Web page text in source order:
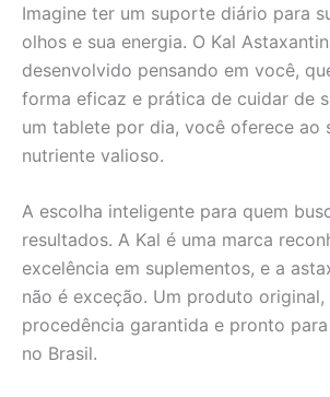
Imagine ter um suporte diário para
olhos e sua energia. O Kal
desenvolvido pensando em você,
forma eficaz e prática de cuidar de
um tablete por dia, você oferece ao
nutriente valioso.
A escolha inteligente para quem
resultados. A Kal é uma marca
excelência em suplementos, e a
não é exceção. Um produto original,
procedência garantida e pronto
no Brasil.